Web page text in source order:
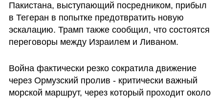
Пакистана, выступающий посредником, прибыл
в Тегеран в попытке предотвратить новую
эскалацию. Трамп также сообщил, что состоятся
переговоры между Израилем и Ливаном.
Война фактически резко сократила движение
через Ормузский пролив - критически важный
морской маршрут, через который проходит около